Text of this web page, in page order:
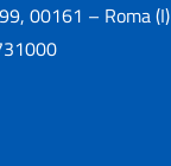
00161 – Roma (I)